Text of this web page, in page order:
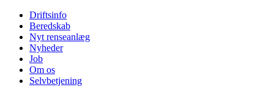
Driftsinfo
Beredskab
Nyt renseanlæg
Nyheder
Job
Om os
Selvbetjening